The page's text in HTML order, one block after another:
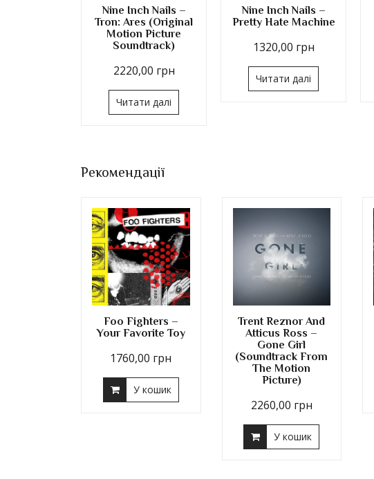
Nine Inch Nails –
Tron: Ares (Original
Motion Picture
Soundtrack)
2220,00 грн
Читати далі
Nine Inch Nails –
Pretty Hate Machine
1320,00 грн
Читати далі
Рекомендації
Foo Fighters –
Your Favorite Toy
1760,00 грн
У кошик
Trent Reznor And
Atticus Ross –
Gone Girl
(Soundtrack From
The Motion
Picture)
2260,00 грн
У кошик